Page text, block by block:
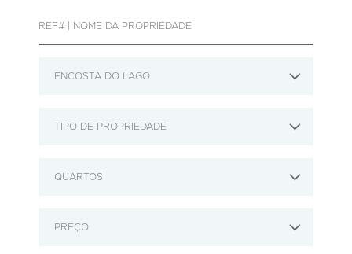
ENCOSTA DO LAGO
TIPO DE PROPRIEDADE
QUARTOS
PREÇO